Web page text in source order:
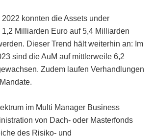
2022 konnten die Assets under
1,2 Milliarden Euro auf 5,4 Milliarden
Dieser Trend hält weiterhin an: Im
sind die AuM auf mittlerweile 6,2
Zudem laufen Verhandlungen
im Multi Manager Business
von Dach- oder Masterfonds
des Risiko- und